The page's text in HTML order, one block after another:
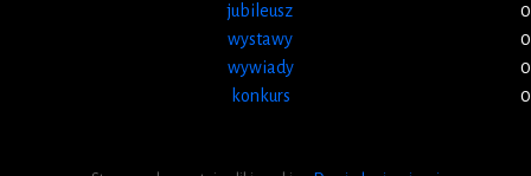
jubileusz
0
wystawy
0
wywiady
0
konkurs
0